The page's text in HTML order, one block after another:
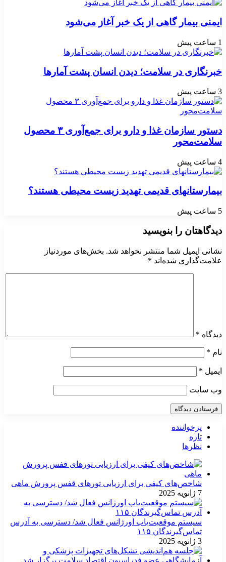
ایمنی بیمار گاهی از یک خبر آغاز می‌شود
1 ساعت پیش
خبرنگاری در سلامت؛ دیدن انسان پشت آمارها
3 ساعت پیش
دستور سازمان غذا و دارو برای جمع‌آوری ۳ محصول
سلامت‌محور
4 ساعت پیش
بیمارستانهای قدیمی تهدید زیست محیطی هستند؟
5 ساعت پیش
دیدگاهتان را بنویسید
نشانی ایمیل شما منتشر نخواهد شد. بخش‌های موردنیاز
علامت‌گذاری شده‌اند *
دیدگاه *
نام *
ایمیل *
وب‌ سایت
پرخواننده
تازه
نظرها
شاخص‌های کیفی برای ارزیابی تورهای قفس پرورش ماهی
7 ژانویه 2025
سیستم موقعیت‌یاب اورژانس فعال شد/ دسترسی به آدرس
تماس‌گیرندگان ۱۱۵
3 ژانویه 2025